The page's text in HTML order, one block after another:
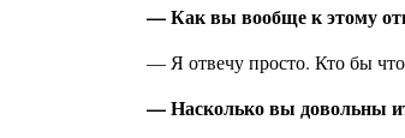
— Как вы вообще к этому
— Я отвечу просто. Кто бы
— Насколько вы довольны